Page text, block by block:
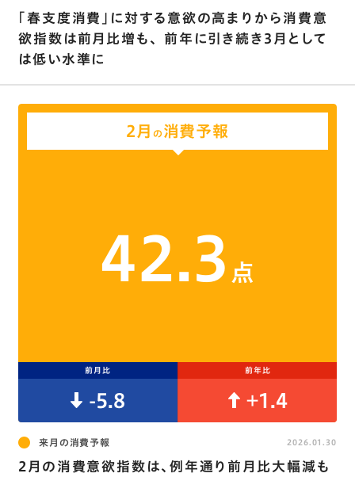
｢春支度消費｣に対する意欲の高まりから消費意
欲指数は前月比増も､ 前年に引き続き3月として
は低い水準に
2月 の消費予報
42.3 点
前月比 前年比
-5.8 +1.4
来月の消費予報
2月の消費意欲指数は､例年通り前月比大幅減も
2026.01.30